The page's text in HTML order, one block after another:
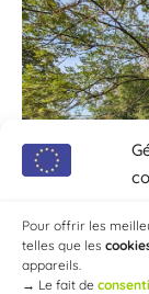
Pour offrir les
telles que les
appareils.
→ Le fait de